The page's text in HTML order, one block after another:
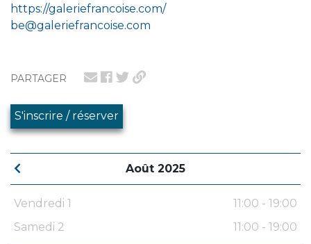
PARTAGER
S'inscrire / réserver
Août 2025
Vendredi 1
11:00 - 19:00
Samedi 2
11:00 - 19:00
https://galeriefrancoise.com/
be@galeriefrancoise.com